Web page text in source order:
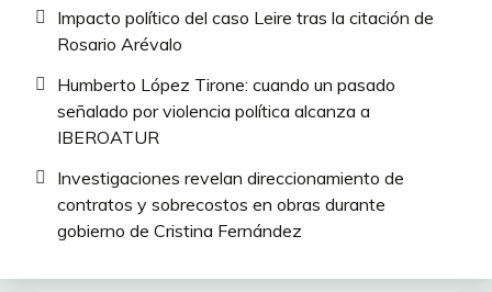
Impacto político del caso Leire tras la citación de
Rosario Arévalo
Humberto López Tirone: cuando un pasado
señalado por violencia política alcanza a
IBEROATUR
Investigaciones revelan direccionamiento de
contratos y sobrecostos en obras durante
gobierno de Cristina Fernández